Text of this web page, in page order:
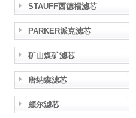
STAUFF西德福滤芯
PARKER派克滤芯
矿山煤矿滤芯
唐纳森滤芯
颇尔滤芯